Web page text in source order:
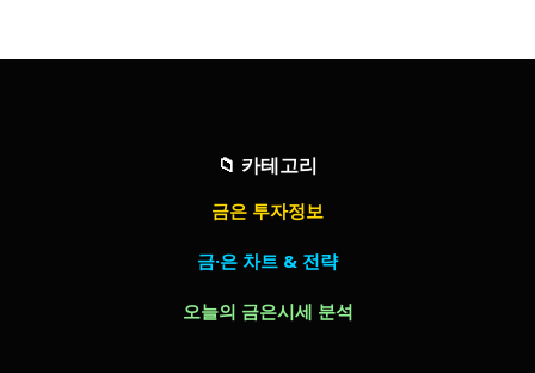
📁 카테고리
금은 투자정보
금·은 차트 & 전략
오늘의 금은시세 분석